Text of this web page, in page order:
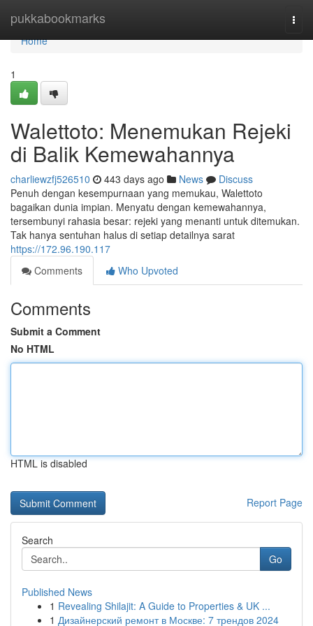
pukkabookmarks
Home
Home
1
Walettoto: Menemukan Rejeki
di Balik Kemewahannya
charliewzfj526510 443 days ago News
Discuss
Penuh dengan kesempurnaan yang memukau, Walettoto
bagaikan dunia impian. Menyatu dengan kemewahannya,
tersembunyi rahasia besar: rejeki yang menanti untuk ditemukan.
Tak hanya sentuhan halus di setiap detailnya sarat
https://172.96.190.117
Comments
Who Upvoted
Comments
Submit a Comment
No HTML
HTML is disabled
Report Page
Search
Go
Published News
1 Revealing Shilajit: A Guide to Properties & UK ...
1 Дизайнерский ремонт в Москве: 7 трендов 2024